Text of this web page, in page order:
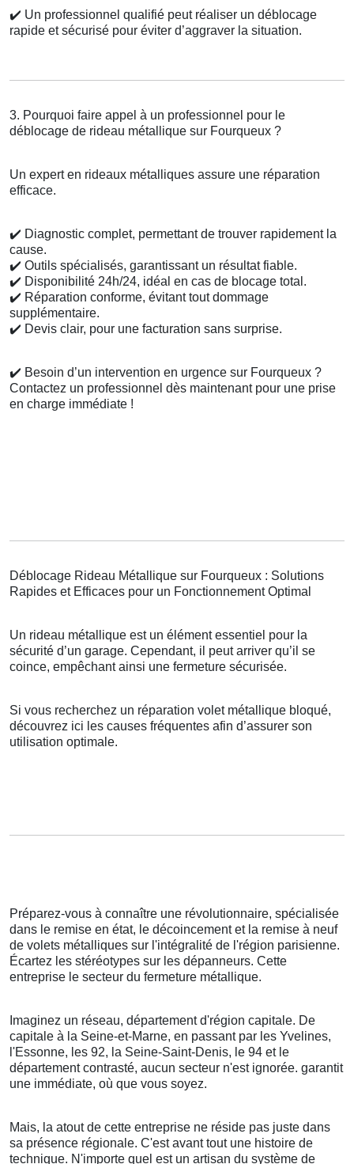
✔️ Un professionnel qualifié peut réaliser un déblocage
rapide et sécurisé pour éviter d’aggraver la situation.
3. Pourquoi faire appel à un professionnel pour le
déblocage de rideau métallique sur Fourqueux ?
Un expert en rideaux métalliques assure une réparation
efficace.
✔️ Diagnostic complet, permettant de trouver rapidement la
cause.
✔️ Outils spécialisés, garantissant un résultat fiable.
✔️ Disponibilité 24h/24, idéal en cas de blocage total.
✔️ Réparation conforme, évitant tout dommage
supplémentaire.
✔️ Devis clair, pour une facturation sans surprise.
✔️ Besoin d’un intervention en urgence sur Fourqueux ?
Contactez un professionnel dès maintenant pour une prise
en charge immédiate !
Déblocage Rideau Métallique sur Fourqueux : Solutions
Rapides et Efficaces pour un Fonctionnement Optimal
Un rideau métallique est un élément essentiel pour la
sécurité d’un garage. Cependant, il peut arriver qu’il se
coince, empêchant ainsi une fermeture sécurisée.
Si vous recherchez un réparation volet métallique bloqué,
découvrez ici les causes fréquentes afin d’assurer son
utilisation optimale.
Préparez-vous à connaître une révolutionnaire, spécialisée
dans le remise en état, le décoincement et la remise à neuf
de volets métalliques sur l'intégralité de l'région parisienne.
Écartez les stéréotypes sur les dépanneurs. Cette
entreprise le secteur du fermeture métallique.
Imaginez un réseau, département d'région capitale. De
capitale à la Seine-et-Marne, en passant par les Yvelines,
l'Essonne, les 92, la Seine-Saint-Denis, le 94 et le
département contrasté, aucun secteur n'est ignorée. garantit
une immédiate, où que vous soyez.
Mais, la atout de cette entreprise ne réside pas juste dans
sa présence régionale. C'est avant tout une histoire de
technique. N'importe quel est un artisan du système de